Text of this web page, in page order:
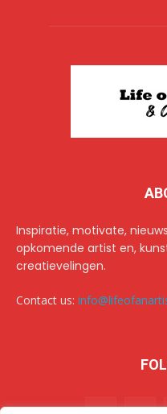
Inspiratie, motivate,
opkomende artist en,
creatievelingen.
Contact us: